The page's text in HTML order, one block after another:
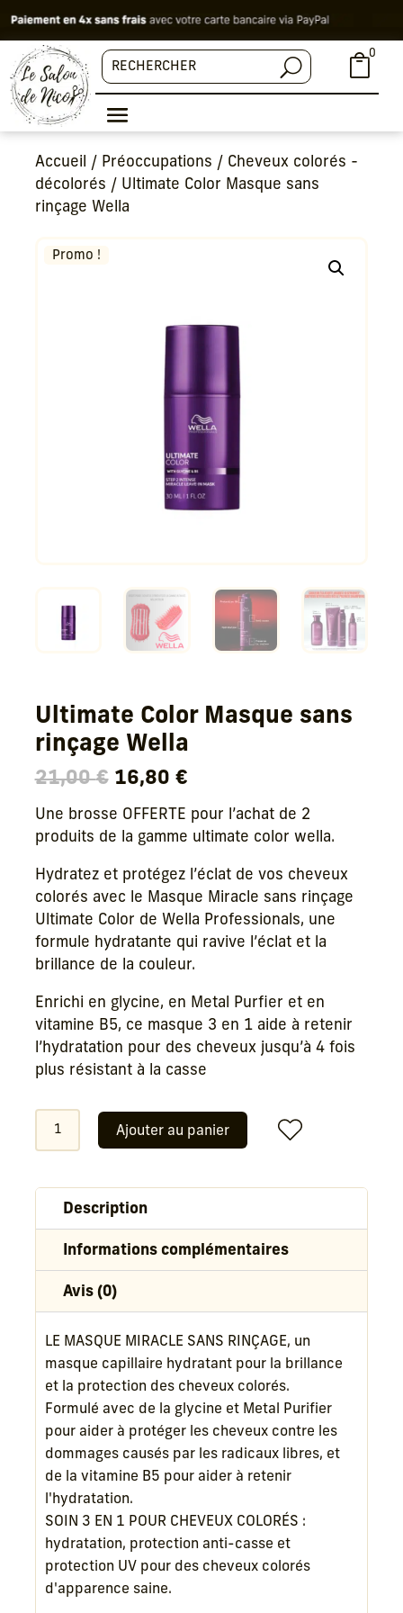
0
Accueil / Préoccupations / Cheveux colorés -
décolorés / Ultimate Color Masque sans
rinçage Wella
Promo !
Ultimate Color Masque sans
rinçage Wella
21,00€ Le
initial
était :
21,00 €.
16,80 €Le
actuel
est :
16,80 €.
Une brosse OFFERTE pour l’achat de 2
produits de la gamme ultimate color wella.
Hydratez et protégez l’éclat de vos cheveux
colorés avec le Masque Miracle sans rinçage
Ultimate Color de Wella Professionals, une
formule hydratante qui ravive l’éclat et la
brillance de la couleur.
Enrichi en glycine, en Metal Purfier et en
vitamine B5, ce masque 3 en 1 aide à retenir
l’hydratation pour des cheveux jusqu’à 4 fois
plus résistant à la casse
Color
Masque
sans
rinçage
Ajouter au panier
Description
Informations complémentaires
Avis (0)
LE MASQUE MIRACLE SANS RINÇAGE, un
masque capillaire hydratant pour la brillance
et la protection des cheveux colorés.
Formulé avec de la glycine et Metal Purifier
pour aider à protéger les cheveux contre les
dommages causés par les radicaux libres, et
de la vitamine B5 pour aider à retenir
l'hydratation.
SOIN 3 EN 1 POUR CHEVEUX COLORÉS :
hydratation, protection anti-casse et
protection UV pour des cheveux colorés
d'apparence saine.